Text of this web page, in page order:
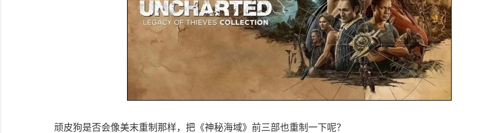
顽皮狗是否会像美末重制那样，把《神秘海域》前三部也重制一下呢？